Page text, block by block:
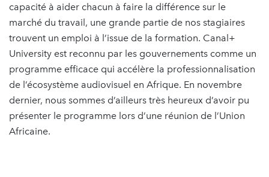
capacité à aider chacun à faire la différence sur le
marché du travail, une grande partie de nos stagiaires
trouvent un emploi à l’issue de la formation. Canal+
University est reconnu par les gouvernements comme un
programme efficace qui accélère la professionnalisation
de l’écosystème audiovisuel en Afrique. En novembre
dernier, nous sommes d’ailleurs très heureux d’avoir pu
présenter le programme lors d’une réunion de l’Union
Africaine.